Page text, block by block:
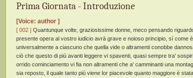
Prima Giornata - Introduzione
[Voice: author ]
[ 002 ] Quantunque volte, graziosissime donne, meco pensando
presente opera al vostro iudicio avrà grave e noioso principio, sí come
universalmente a ciascuno che quella vide o altramenti conobbe
ciò che questo di piú avanti leggere vi spaventi, quasi sempre tra'
orrido cominciamento vi fia non altramenti che a' camminanti una
sia reposto, il quale tanto piú viene lor piacevole quanto maggiore è